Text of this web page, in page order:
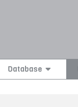
Database